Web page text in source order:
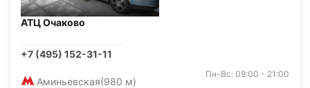
АТЦ Очаково
+7 (495) 152-31-11
Аминьевская(980 м)
Пн-Вс: 09:00 - 21:00